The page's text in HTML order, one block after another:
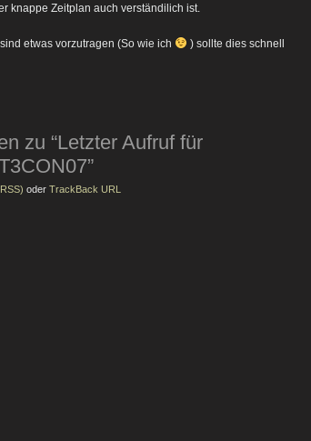
knappe Zeitplan auch verständilich ist.
etwas vorzutragen (So wie ich
) sollte dies schnell
zu “Letzter Aufruf für
oder TrackBack URL